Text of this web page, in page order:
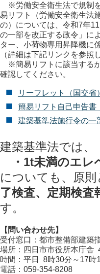
※労働安全衛生法で規制
易リフト（労働安全衛生法
の）については、令和7年
の一部を改正する政令」に
ター、小荷物専用昇降機に
（詳細は下記リンクを参照
※簡易リフトに該当する
確認してください。
リーフレット（国交省
簡易リフト自己申告書
建築基準法施行令の一
建築基準法では、
・1t未満のエレ
についても、原則
了検査、定期検査
す。
【問い合わせ先】
受付窓口：都市整備部建築
場所：四日市市役所本庁舎
時間：平日 8時30分～17時
電話：059-354-8208